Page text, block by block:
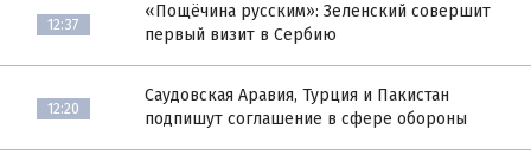
12:37
«Пощёчина русским»: Зеленский совершит
первый визит в Сербию
12:20
Саудовская Аравия, Турция и Пакистан
подпишут соглашение в сфере обороны